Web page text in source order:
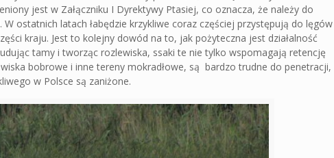
jest w Załączniku I Dyrektywy Ptasiej, co oznacza, że należy do
ostatnich latach łabędzie krzykliwe coraz częściej przystępują do
kraju. Jest to kolejny dowód na to, jak pożyteczna jest działalność
tamy i tworząc rozlewiska, ssaki te nie tylko wspomagają retencję
bobrowe i inne tereny mokradłowe, są bardzo trudne do penetracji,
w Polsce są zaniżone.